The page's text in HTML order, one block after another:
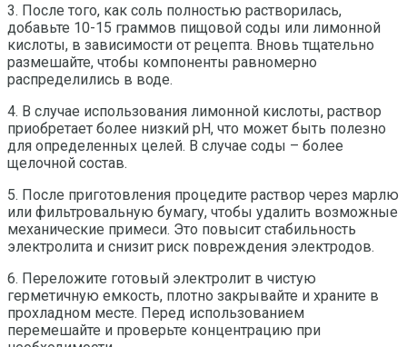
3. После того, как соль полностью растворилась,
добавьте 10-15 граммов пищовой соды или лимонной
кислоты, в зависимости от рецепта. Вновь тщательно
размешайте, чтобы компоненты равномерно
распределились в воде.
4. В случае использования лимонной кислоты, раствор
приобретает более низкий pH, что может быть полезно
для определенных целей. В случае соды – более
щелочной состав.
5. После приготовления процедите раствор через марлю
или фильтровальную бумагу, чтобы удалить возможные
механические примеси. Это повысит стабильность
электролита и снизит риск повреждения электродов.
6. Переложите готовый электролит в чистую
герметичную емкость, плотно закрывайте и храните в
прохладном месте. Перед использованием
перемешайте и проверьте концентрацию при